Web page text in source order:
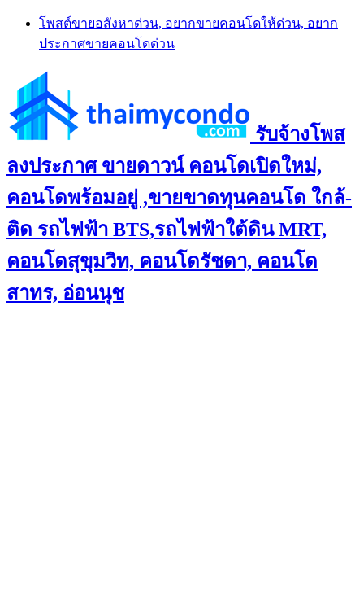
Skip
content
โพสต์ขายอสังหาด่วน, อยากขายคอนโดให้ด่วน, อยาก
ประกาศขายคอนโดด่วน
รับจ้างโพส
ลงประกาศ ขายดาวน์ คอนโดเปิดใหม่,
คอนโดพร้อมอยู่ ,ขายขาดทุนคอนโด ใกล้-
ติด รถไฟฟ้า BTS,รถไฟฟ้าใต้ดิน MRT,
คอนโดสุขุมวิท, คอนโดรัชดา, คอนโด
สาทร, อ่อนนุช